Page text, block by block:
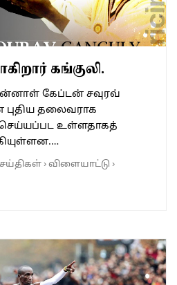
கங்குலி.
கேப்டன் சவுரவ்
புதிய தலைவராக
செய்யப்பட உள்ளதாகத்
›விளையாட்டு ›